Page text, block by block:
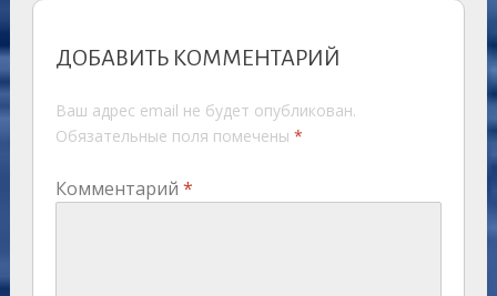
ДОБАВИТЬ КОММЕНТАРИЙ
Ваш адрес email не будет опубликован.
Обязательные поля помечены *
Комментарий *